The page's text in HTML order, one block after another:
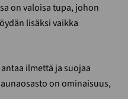
on valoisa tupa, johon
lisäksi vaikka
ilmettä ja suojaa
on ominaisuus,